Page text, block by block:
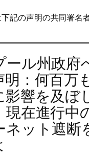
記の声明の共同署名
ール州政府
明：何百万
影響を及ぼ
現在進行中
ネット遮断